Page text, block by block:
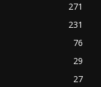
271
231
76
29
27